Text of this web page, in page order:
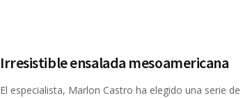
Irresistible ensalada mesoamericana
El especialista, Marlon Castro ha elegido una serie